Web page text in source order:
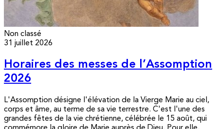
Non classé
31 juillet 2026
Horaires des messes de l’Assomption
2026
L'Assomption désigne l'élévation de la Vierge Marie au ciel,
corps et âme, au terme de sa vie terrestre. C'est l'une des
grandes fêtes de la vie chrétienne, célébrée le 15 août, qui